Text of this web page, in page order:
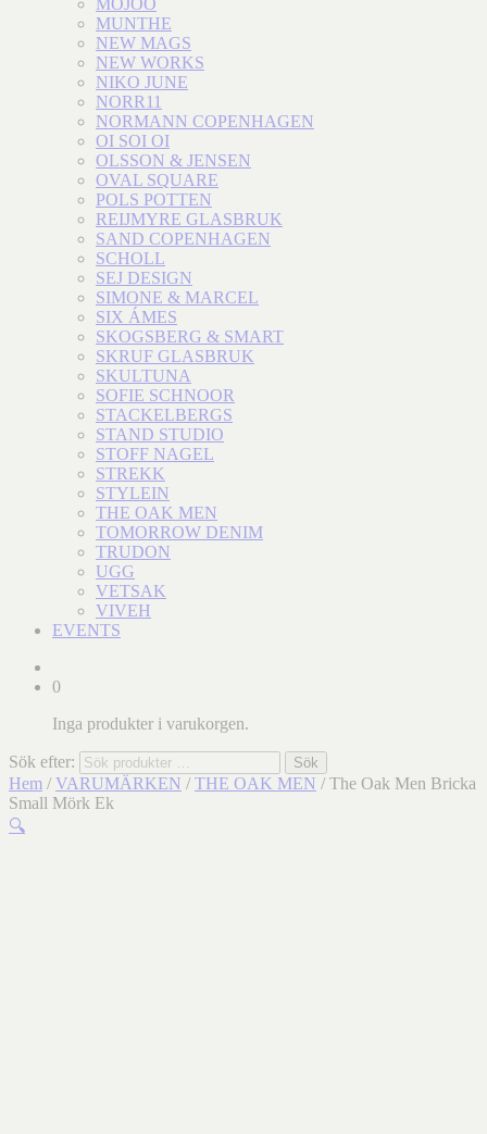
MOJOO
MUNTHE
NEW MAGS
NEW WORKS
NIKO JUNE
NORR11
NORMANN COPENHAGEN
OI SOI OI
OLSSON & JENSEN
OVAL SQUARE
POLS POTTEN
REIJMYRE GLASBRUK
SAND COPENHAGEN
SCHOLL
SEJ DESIGN
SIMONE & MARCEL
SIX ÁMES
SKOGSBERG & SMART
SKRUF GLASBRUK
SKULTUNA
SOFIE SCHNOOR
STACKELBERGS
STAND STUDIO
STOFF NAGEL
STREKK
STYLEIN
THE OAK MEN
TOMORROW DENIM
TRUDON
UGG
VETSAK
VIVEH
EVENTS
0
Inga produkter i varukorgen.
Sök efter: Sök
Hem / VARUMÄRKEN / THE OAK MEN / The Oak Men Bricka
Small Mörk Ek
🔍